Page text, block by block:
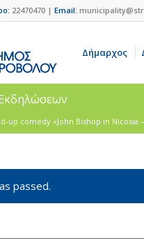
22470470 | Email:
Δήμαρχος
up comedy «John Bishop in Nicosia
passed.